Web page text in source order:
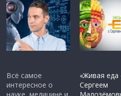
Всё самое
интересное о
науке, медицине и
«Живая еда
Сергеем